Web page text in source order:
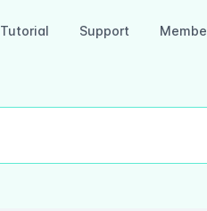
Tutorial Support